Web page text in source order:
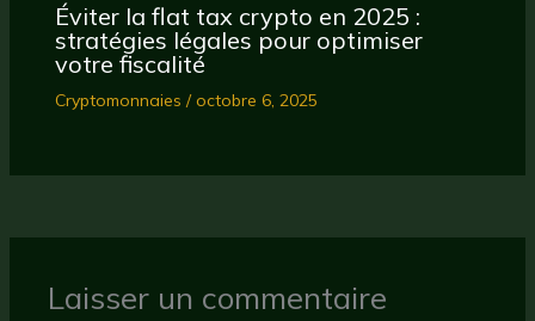
Éviter la flat tax crypto en 2025 :
stratégies légales pour optimiser
votre fiscalité
Cryptomonnaies /octobre 6, 2025
Laisser un commentaire